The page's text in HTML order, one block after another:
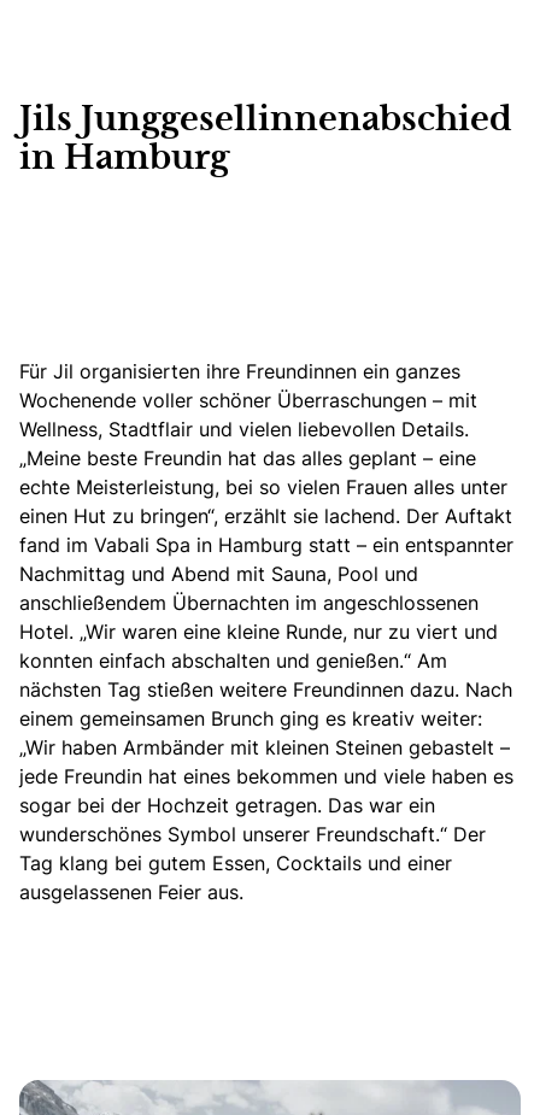
Jils Junggesellinnenabschied
in Hamburg
Für Jil organisierten ihre Freundinnen ein ganzes
Wochenende voller schöner Überraschungen – mit
Wellness, Stadtflair und vielen liebevollen Details.
„Meine beste Freundin hat das alles geplant – eine
echte Meisterleistung, bei so vielen Frauen alles unter
einen Hut zu bringen“, erzählt sie lachend. Der Auftakt
fand im Vabali Spa in Hamburg statt – ein entspannter
Nachmittag und Abend mit Sauna, Pool und
anschließendem Übernachten im angeschlossenen
Hotel. „Wir waren eine kleine Runde, nur zu viert und
konnten einfach abschalten und genießen.“ Am
nächsten Tag stießen weitere Freundinnen dazu. Nach
einem gemeinsamen Brunch ging es kreativ weiter:
„Wir haben Armbänder mit kleinen Steinen gebastelt –
jede Freundin hat eines bekommen und viele haben es
sogar bei der Hochzeit getragen. Das war ein
wunderschönes Symbol unserer Freundschaft.“ Der
Tag klang bei gutem Essen, Cocktails und einer
ausgelassenen Feier aus.